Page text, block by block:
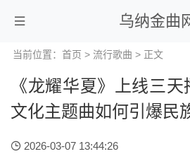
乌纳金曲
当前位置： 首页 > 流行歌曲 > 正文
《龙耀华夏》上线三
文化主题曲如何引爆民
2026-03-07 13:44:26